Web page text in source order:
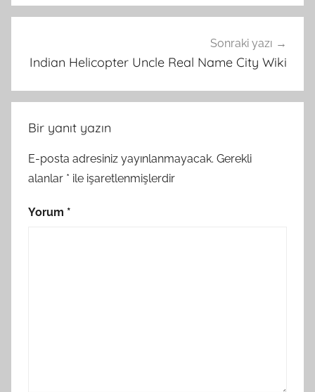
Sonraki yazı
Indian Helicopter Uncle Real Name City Wiki
Bir yanıt yazın
E-posta adresiniz yayınlanmayacak. Gerekli
alanlar * ile işaretlenmişlerdir
Yorum *